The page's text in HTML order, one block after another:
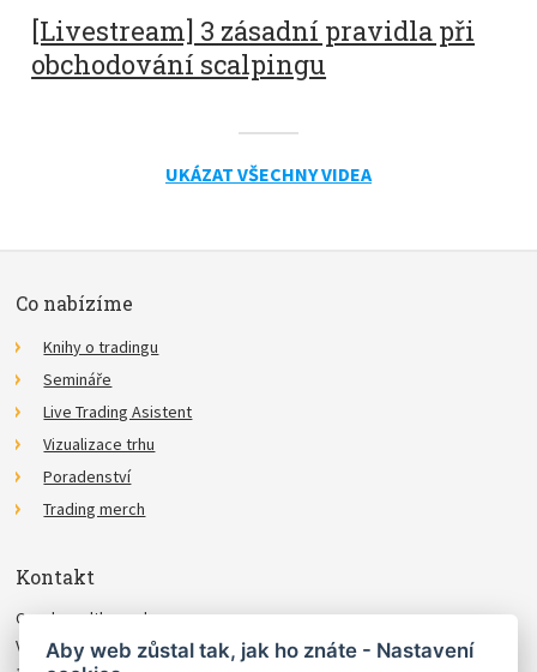
[Livestream] 3 zásadní pravidla při
obchodování scalpingu
UKÁZAT VŠECHNY VIDEA
Co nabízíme
Knihy o tradingu
Semináře
Live Trading Asistent
Vizualizace trhu
Poradenství
Trading merch
Kontakt
Czechwealth, spol. s r.o.
Višňová 4
Aby web zůstal tak, jak ho znáte - Nastavení